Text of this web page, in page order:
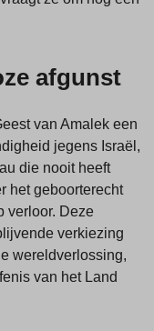
afgunst
van Amalek een
jegens Israël,
die nooit heeft
het geboorterecht
verloor. Deze
verkiezing
wereldverlossing,
van het Land